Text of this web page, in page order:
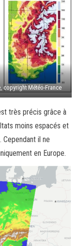
copyright Météo-France
très précis grâce à
moins espacés et
il ne
en Europe.